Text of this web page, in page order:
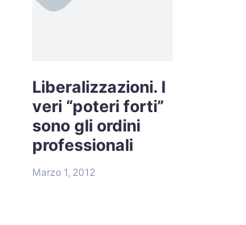
Liberalizzazioni. I
veri “poteri forti”
sono gli ordini
professionali
Marzo 1, 2012